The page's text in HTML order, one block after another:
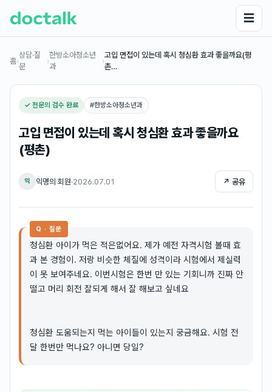
☰
홈›
상담·질
문
›
한방소아청소년
과
›
고입 면접이 있는데 혹시 청심환 효과 좋을까요(평
촌…
✓ 전문의 검수 완료 #한방소아청소년과
고입 면접이 있는데 혹시 청심환 효과 좋을까요
(평촌)
익 익명의 회원·2026.07.01 ↗ 공유
Q · 질문
청심환 아이가 먹은 적은없어요. 제가 예전 자격시험 볼때 효
과 본 경험이. 저랑 비슷한 체질에 성격이라 시험에서 제실력
이 못 보여주네요. 이번시험은 한번 만 있는 기회니까 진짜 안
떨고 머리 회전 잘되게 해서 잘 해보고 싶네요
청심환 도움되는지 먹는 아이들이 있는지 궁금해요. 시험 전
달 한번만 먹나요? 아니면 당일?